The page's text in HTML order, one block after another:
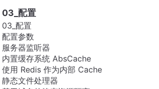
03_配置
03_配置
配置参数
服务器监听器
内置缓存系统 AbsCache
使用 Redis 作为内部 Cache
静态文件处理器